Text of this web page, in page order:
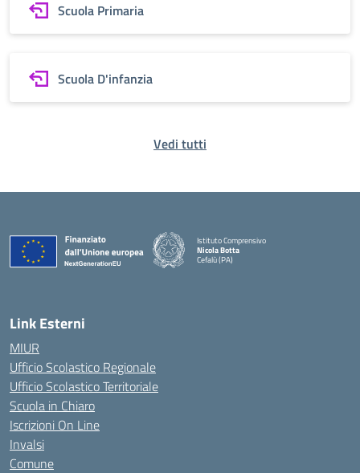
Scuola Primaria
Scuola D'infanzia
Vedi tutti
Istituto Comprensivo
Nicola Botta
Cefalù (PA)
Link Esterni
MIUR
Ufficio Scolastico Regionale
Ufficio Scolastico Territoriale
Scuola in Chiaro
Iscrizioni On Line
Invalsi
Comune